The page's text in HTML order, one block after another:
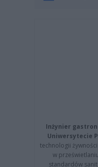
Inżynier
Uniwersytecie
technologii
w
standardów